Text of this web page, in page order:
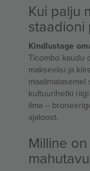
Kui palju
staadioni
Kindlustage
Ticombo kaudu
makseviisi ja
kultuurihetki
ilma –
ajaloost.
Milline